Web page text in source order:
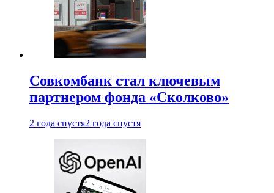
Совкомбанк стал ключевым
партнером фонда «Сколково»
2 года спустя2 года спустя